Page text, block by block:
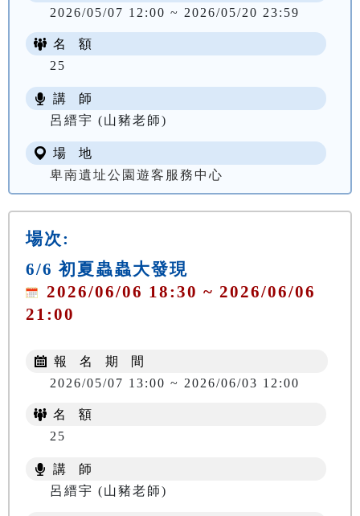
2026/05/07 12:00 ~ 2026/05/20 23:59
名 額
25
講 師
呂縉宇 (山豬老師)
場 地
卑南遺址公園遊客服務中心
場次:
6/6 初夏蟲蟲大發現
2026/06/06 18:30 ~ 2026/06/06
21:00
報 名 期 間
2026/05/07 13:00 ~ 2026/06/03 12:00
名 額
25
講 師
呂縉宇 (山豬老師)